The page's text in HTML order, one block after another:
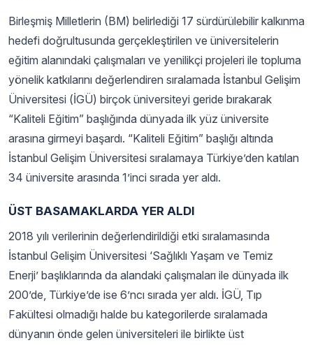
Birleşmiş Milletlerin (BM) belirlediği 17 sürdürülebilir kalkınma
hedefi doğrultusunda gerçekleştirilen ve üniversitelerin
eğitim alanındaki çalışmaları ve yenilikçi projeleri ile topluma
yönelik katkılarını değerlendiren sıralamada İstanbul Gelişim
Üniversitesi (İGÜ) birçok üniversiteyi geride bırakarak
“Kaliteli Eğitim” başlığında dünyada ilk yüz üniversite
arasına girmeyi başardı. “Kaliteli Eğitim” başlığı altında
İstanbul Gelişim Üniversitesi sıralamaya Türkiye’den katılan
34 üniversite arasında 1’inci sırada yer aldı.
ÜST BASAMAKLARDA YER ALDI
2018 yılı verilerinin değerlendirildiği etki sıralamasında
İstanbul Gelişim Üniversitesi ‘Sağlıklı Yaşam ve Temiz
Enerji’ başlıklarında da alandaki çalışmaları ile dünyada ilk
200’de, Türkiye’de ise 6’ncı sırada yer aldı. İGÜ, Tıp
Fakültesi olmadığı halde bu kategorilerde sıralamada
dünyanın önde gelen üniversiteleri ile birlikte üst